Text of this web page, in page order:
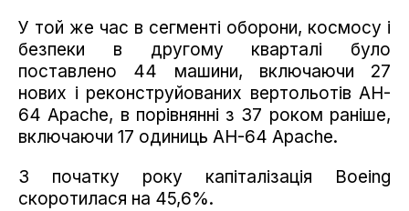
У той же час в сегменті оборони, космосу і
безпеки в другому кварталі було
поставлено 44 машини, включаючи 27
нових і реконструйованих вертольотів AH-
64 Apache, в порівнянні з 37 роком раніше,
включаючи 17 одиниць AH-64 Apache.
З початку року капіталізація Boeing
скоротилася на 45,6%.